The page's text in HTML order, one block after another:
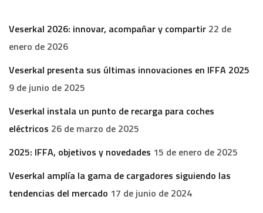
Veserkal 2026: innovar, acompañar y compartir 22 de
enero de 2026
Veserkal presenta sus últimas innovaciones en IFFA 2025
9 de junio de 2025
Veserkal instala un punto de recarga para coches
eléctricos 26 de marzo de 2025
2025: IFFA, objetivos y novedades 15 de enero de 2025
Veserkal amplía la gama de cargadores siguiendo las
tendencias del mercado 17 de junio de 2024